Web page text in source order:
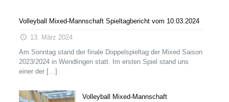
Volleyball Mixed-Mannschaft Spieltagbericht vom 10.03.2024
13. März 2024
Am Sonntag stand der finale Doppelspieltag der Mixed Saison
2023/2024 in Wendlingen statt. Im ersten Spiel stand uns
einer der[…]
Volleyball Mixed-Mannschaft